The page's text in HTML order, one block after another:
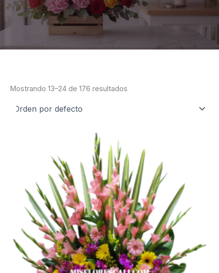
Mostrando 13–24 de 176 resultados